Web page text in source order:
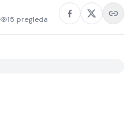
15 pregleda